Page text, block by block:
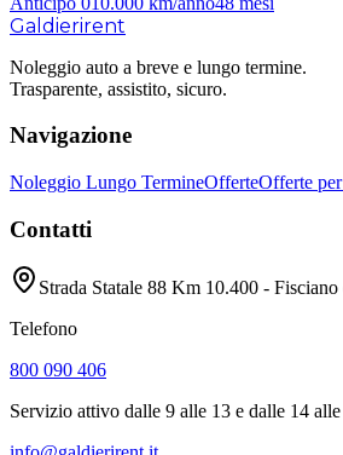
Galdierirent
Noleggio auto a breve e lungo termine.
Trasparente, assistito, sicuro.
Navigazione
Noleggio Lungo TermineOfferteOfferte
Contatti
Strada Statale 88 Km 10.400 -
Telefono
800 090 406
Servizio attivo dalle 9 alle 13 e dalle 14